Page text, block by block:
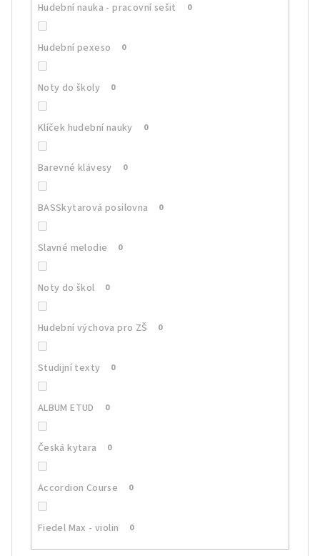
Hudební nauka - pracovní sešit 0
Hudební pexeso 0
Noty do školy 0
Klíček hudební nauky 0
Barevné klávesy 0
BASSkytarová posilovna 0
Slavné melodie 0
Noty do škol 0
Hudební výchova pro ZŠ 0
Studijní texty 0
ALBUM ETUD 0
Česká kytara 0
Accordion Course 0
Fiedel Max - violin 0